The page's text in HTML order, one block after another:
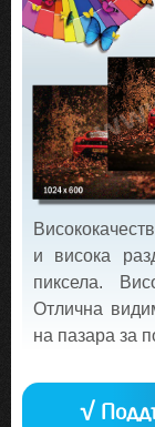
и висока
пиксела.
Отлична
на пазара за
√